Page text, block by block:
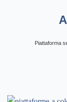
Piattaforma